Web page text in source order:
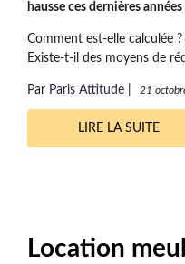
hausse ces dernières
Comment est-elle calculée
Existe-t-il des moyens de
Par Paris Attitude 21
LIRE LA SUITE
Location